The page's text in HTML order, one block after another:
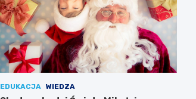
EDUKACJA WIEDZA